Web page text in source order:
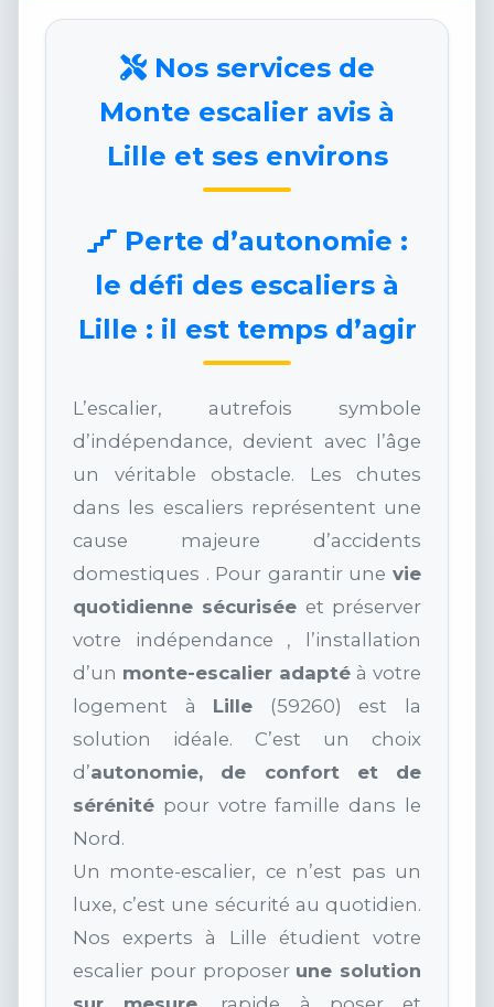
Nos services de
Monte escalier avis à
Lille et ses environs
Perte d’autonomie :
le défi des escaliers à
Lille : il est temps d’agir
L’escalier, autrefois symbole
d’indépendance, devient avec l’âge
un véritable obstacle. Les chutes
dans les escaliers représentent une
cause majeure d’accidents
domestiques . Pour garantir une vie
quotidienne sécurisée et préserver
votre indépendance , l’installation
d’un monte-escalier adapté à votre
logement à Lille (59260) est la
solution idéale. C’est un choix
d’autonomie, de confort et de
sérénité pour votre famille dans le
Nord.
Un monte-escalier, ce n’est pas un
luxe, c’est une sécurité au quotidien.
Nos experts à Lille étudient votre
escalier pour proposer une solution